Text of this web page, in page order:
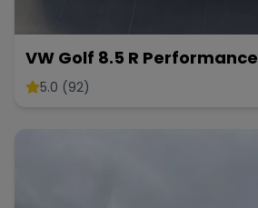
VW Golf 8.5 R Performance
5.0 (92)